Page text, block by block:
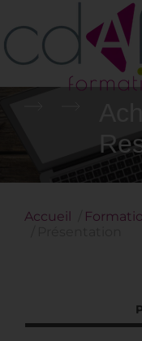
Aller
contenu
Accueil